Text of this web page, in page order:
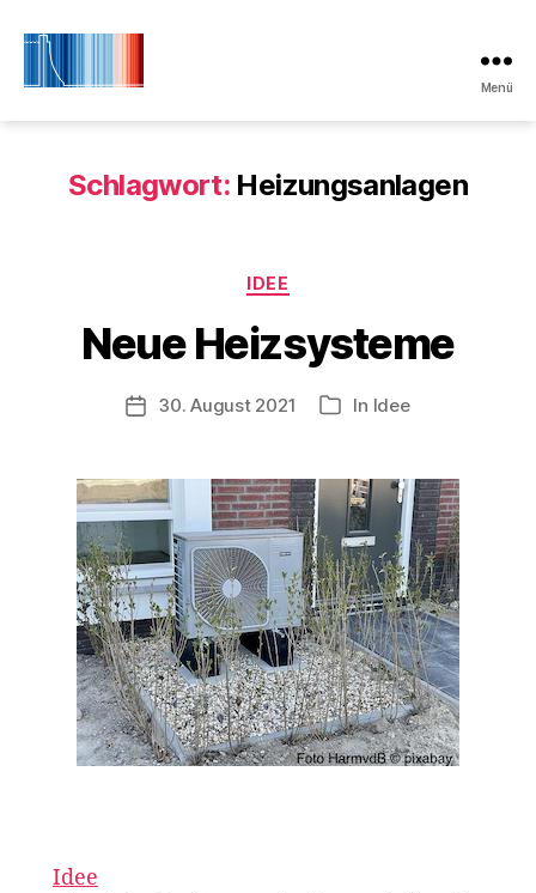
Klimaschutz
Menü
Schlagwort: Heizungsanlagen
Kategorien
IDEE
Neue Heizsysteme
Veröffentlichungsdatum
30. August 2021 Kategorien
In Idee
Idee